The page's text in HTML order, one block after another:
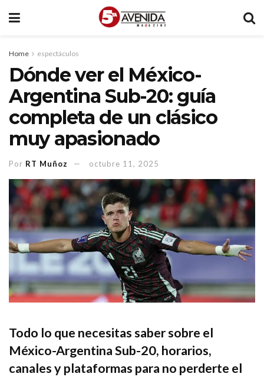
Home espectáculos
Dónde ver el México-
Argentina Sub-20: guía
completa de un clásico
muy apasionado
Por RT Muñoz octubre 11, 2025
Todo lo que necesitas saber sobre el
México-Argentina Sub-20, horarios,
canales y plataformas para no perderte el